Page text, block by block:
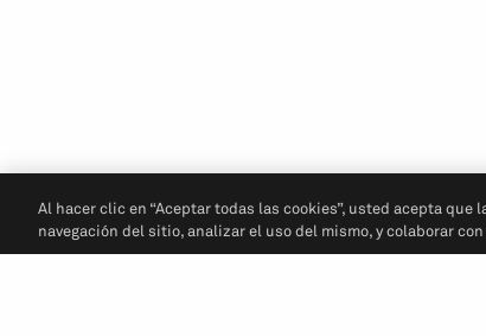
Al hacer clic en “Aceptar todas las cookies”, usted acepta
navegación del sitio, analizar el uso del mismo, y colaborar